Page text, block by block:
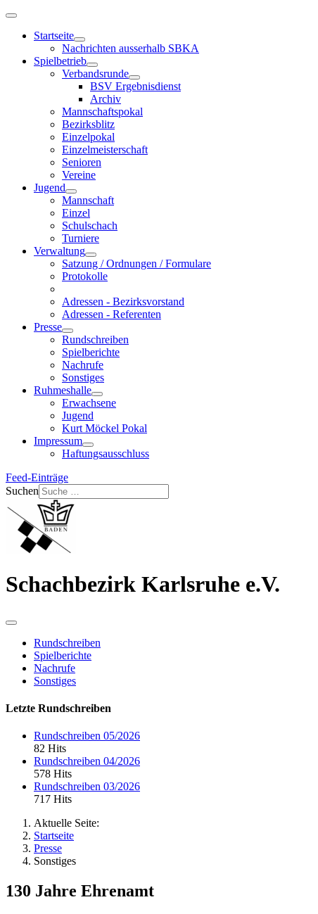
Startseite
Nachrichten ausserhalb SBKA
Spielbetrieb
Verbandsrunde
BSV Ergebnisdienst
Archiv
Mannschaftspokal
Bezirksblitz
Einzelpokal
Einzelmeisterschaft
Senioren
Vereine
Jugend
Mannschaft
Einzel
Schulschach
Turniere
Verwaltung
Satzung / Ordnungen / Formulare
Protokolle
Adressen - Bezirksvorstand
Adressen - Referenten
Presse
Rundschreiben
Spielberichte
Nachrufe
Sonstiges
Ruhmeshalle
Erwachsene
Jugend
Kurt Möckel Pokal
Impressum
Haftungsausschluss
Feed-Einträge
Suchen
Schachbezirk Karlsruhe e.V.
Rundschreiben
Spielberichte
Nachrufe
Sonstiges
Letzte Rundschreiben
Rundschreiben 05/2026
82 Hits
Rundschreiben 04/2026
578 Hits
Rundschreiben 03/2026
717 Hits
Aktuelle Seite:
Startseite
Presse
Sonstiges
130 Jahre Ehrenamt